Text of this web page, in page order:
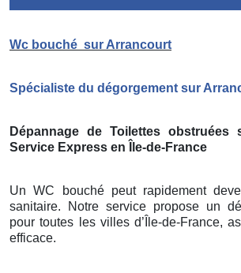
Wc bouché sur Arrancourt
Spécialiste du dégorgement sur
Dépannage de Toilettes obstruées
Service Express en Île-de-France
Un WC bouché peut rapidement
sanitaire. Notre service propose un
pour toutes les villes d’Île-de-France,
efficace.